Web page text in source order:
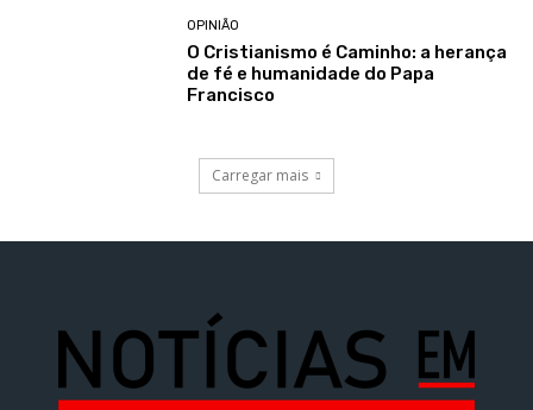
OPINIÃO
O Cristianismo é Caminho: a herança
de fé e humanidade do Papa
Francisco
Carregar mais